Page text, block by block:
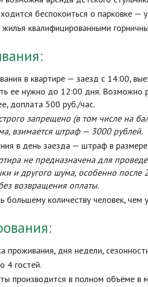
беспокоиться о парковке —
жилья квалифицированными
в квартире — заезд с 14:00,
ее нужно до 12:00 дня. Возможно
доплата 500 руб./час.
запрещено (в том числе на
взимается штраф — 3000 рублей.
в день заезда — штраф в
не предназначена для
и другого шума, особенно
возвращения оплаты.
большему количеству человек, чем
проживания, дня недели,
4 гостей.
производится в полном объёме в